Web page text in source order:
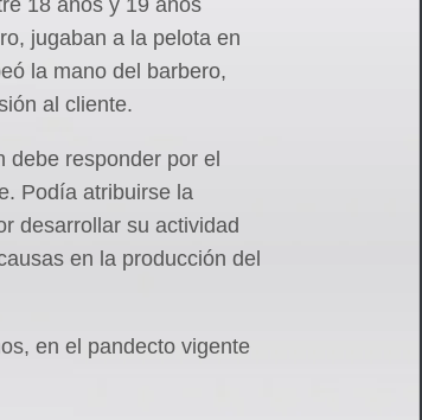
jugaban a la pelota en
la mano del barbero,
al cliente.
debe responder por el
Podía atribuirse la
desarrollar su actividad
en la producción del
en el pandecto vigente